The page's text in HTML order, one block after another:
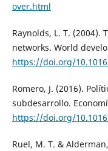
over.html
Raynolds, L. T.
networks. World
https://doi.org/
Romero, J. (2016).
subdesarrollo.
https://doi.org/
Ruel, M. T. &